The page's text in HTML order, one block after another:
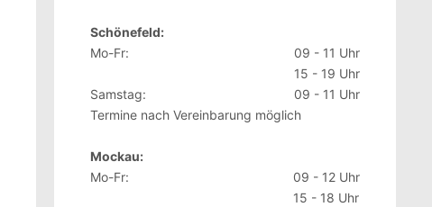
Schönefeld:
Mo-Fr:
09 - 11 Uhr
15 - 19 Uhr
Samstag:
09 - 11 Uhr
Termine nach Vereinbarung möglich
Mockau:
Mo-Fr:
09 - 12 Uhr
15 - 18 Uhr